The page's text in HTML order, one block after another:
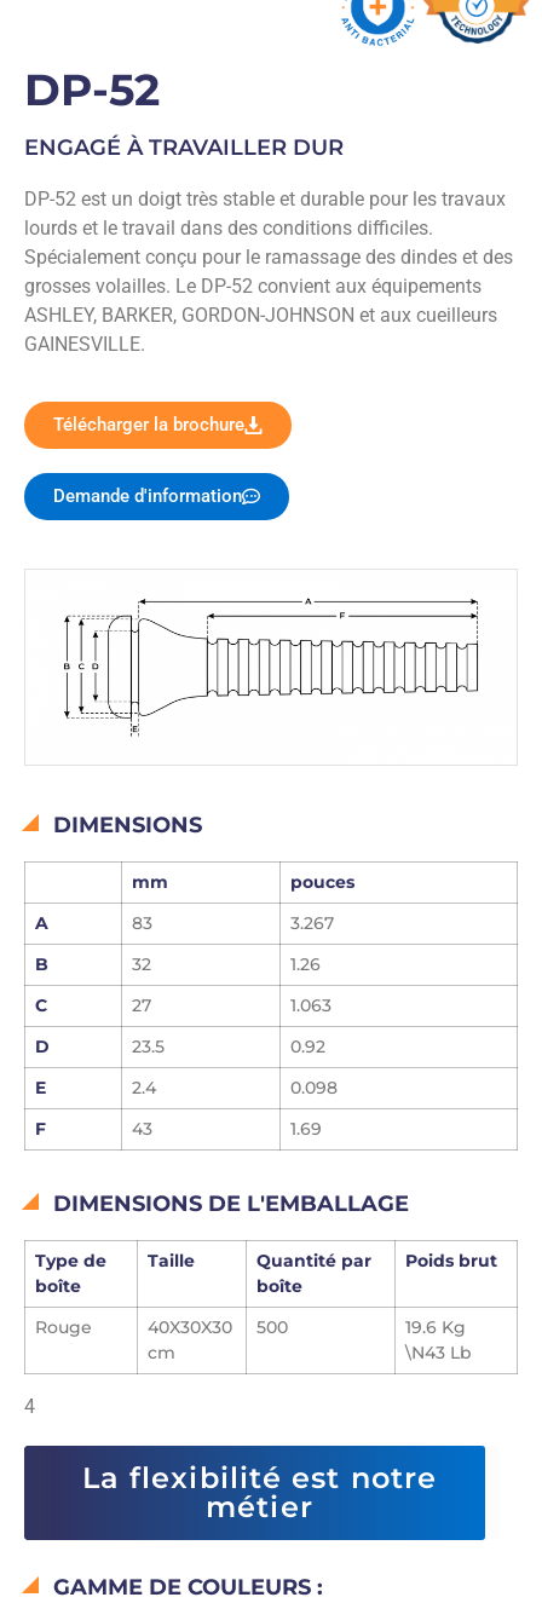
DP-52
ENGAGÉ À TRAVAILLER DUR
DP-52 est un doigt très stable et durable pour les travaux
lourds et le travail dans des conditions difficiles.
Spécialement conçu pour le ramassage des dindes et des
grosses volailles. Le DP-52 convient aux équipements
ASHLEY, BARKER, GORDON-JOHNSON et aux cueilleurs
GAINESVILLE.
Télécharger la brochure
Demande d'information
DIMENSIONS
mm
pouces
A
83
3.267
B
32
1.26
C
27
1.063
D
23.5
0.92
E
2.4
0.098
F
43 1.69
DIMENSIONS DE L'EMBALLAGE
Type de
boîte
Taille
Quantité par
boîte
Poids brut
Rouge
40X30X30
cm
500
19.6 Kg
\N43 Lb
4
La flexibilité est notre
métier
GAMME DE COULEURS :